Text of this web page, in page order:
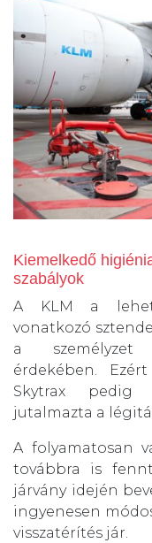
Kiemelkedő
szabályok
A KLM a
vonatkozó
a személyzet
érdekében.
Skytrax pedig
jutalmazta a
A folyamatosan
továbbra is
járvány idején
ingyenesen
visszatérítés jár.